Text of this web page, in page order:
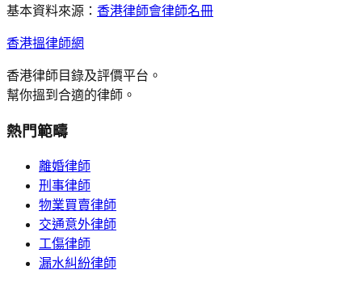
基本資料來源： 香港律師會律師名冊
香港搵律師網
香港律師目錄及評價平台。
幫你搵到合適的律師。
熱門範疇
離婚律師
刑事律師
物業買賣律師
交通意外律師
工傷律師
漏水糾紛律師